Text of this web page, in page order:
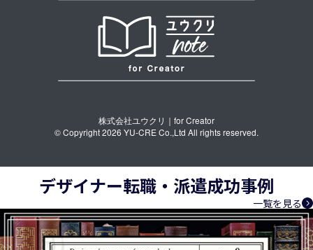
株式会社ユウクリ｜for Creator
© Copyright 2026 YU-CRE Co.,Ltd All rights reserved.
デザイナー転職・派遣成功事例
一覧を見る